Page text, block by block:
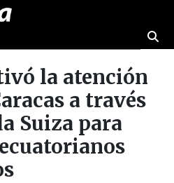
la atención
a través
Suiza para